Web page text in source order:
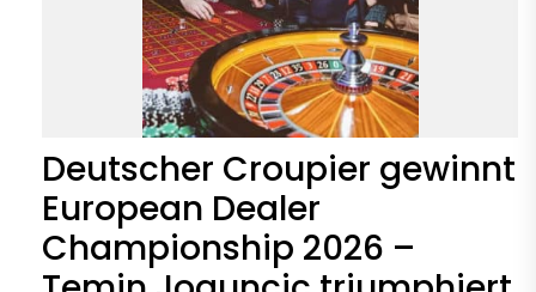
Deutscher Croupier gewinnt
European Dealer
Championship 2026 –